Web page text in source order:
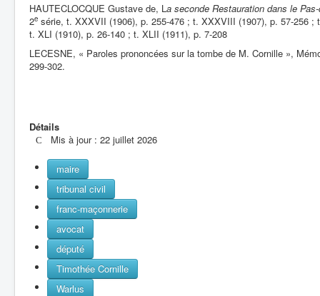
HAUTECLOCQUE Gustave de, L a seconde Restauration dans le
2e série, t. XXXVII (1906), p. 255-476 ; t. XXXVIII (1907), p. 57-256
t. XLI (1910), p. 26-140 ; t. XLII (1911), p. 7-208
LECESNE, « Paroles prononcées sur la tombe de M. Cornille »,
299-302.
Détails
Mis à jour : 22 juillet 2026
maire
tribunal civil
franc-maçonnerie
avocat
député
Timothée Cornille
Warlus